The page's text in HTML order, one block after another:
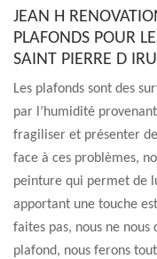
JEAN H
PLAFONDS POUR
SAINT PIERRE D
Les plafonds sont des
par l’humidité
fragiliser et présenter
face à ces problèmes,
peinture qui permet de
apportant une touche
faites pas, nous ne
plafond, nous ferons